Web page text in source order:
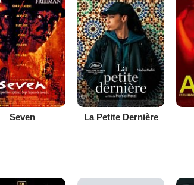
Seven La Petite Dernière